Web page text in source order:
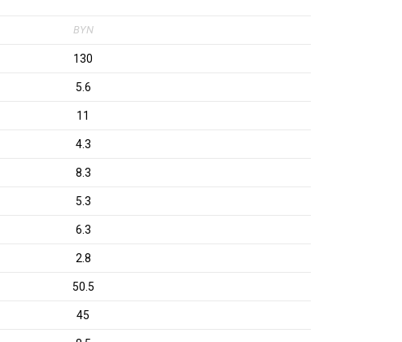
BYN
130
5.6
11
4.3
8.3
5.3
6.3
2.8
50.5
45